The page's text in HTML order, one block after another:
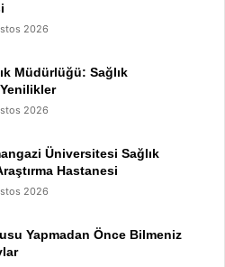
2026
Müdürlüğü: Sağlık
2026
Üniversitesi Sağlık
Hastanesi
2026
Yapmadan Önce Bilmeniz